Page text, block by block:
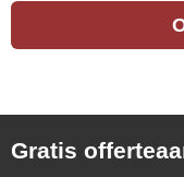
Gratis